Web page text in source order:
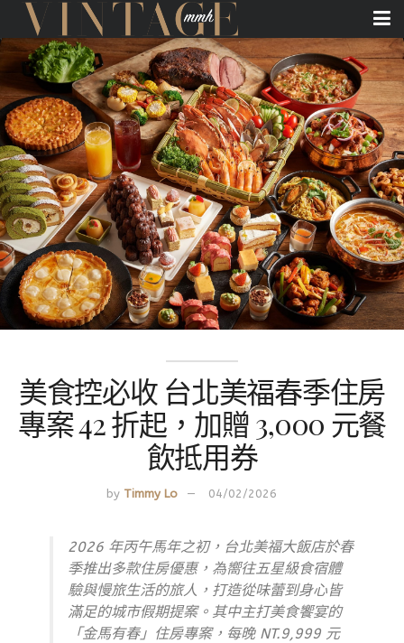
美食控必收 台北美福春季住房
專案 42 折起，加贈 3,000 元餐
飲抵用券
by Timmy Lo 04/02/2026
2026 年丙午馬年之初，台北美福大飯店於春
季推出多款住房優惠，為嚮往五星級食宿體
驗與慢旅生活的旅人，打造從味蕾到身心皆
滿足的城市假期提案。其中主打美食饗宴的
「金馬有春」住房專案，每晚 NT.9,999 元